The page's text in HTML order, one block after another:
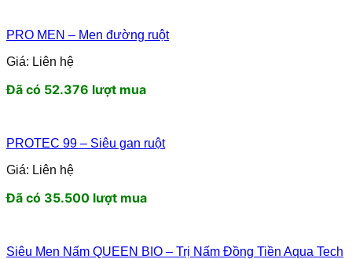
PRO MEN – Men đường ruột
Giá: Liên hệ
Đã có 52.376 lượt mua
PROTEC 99 – Siêu gan ruột
Giá: Liên hệ
Đã có 35.500 lượt mua
Siêu Men Nấm QUEEN BIO – Trị Nấm Đồng Tiền Aqua Tech